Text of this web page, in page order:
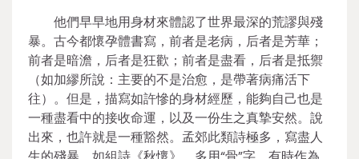
他們早早地用身材來體認了世界最深的荒謬與殘
暴。古今都懷孕體書寫，前者是老病，后者是芳華；
前者是暗澹，后者是狂歡；前者是盡看，后者是抵禦
（如加繆所說：主要的不是治愈，是帶著病痛活下
往）。但是，描寫如許慘的身材經歷，能夠自己也是
一種盡看中的接收命運，以及一份生之真摯安然。說
出來，也許就是一種豁然。孟郊此類詩極多，寫盡人